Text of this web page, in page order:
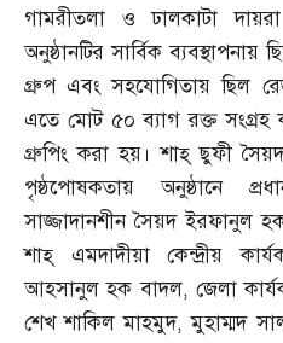
গামরীতলা ও ঢালকাটা
অনুষ্ঠানটির সার্বিক ব্যবস্থাপনায়
গ্রুপ এবং সহযোগিতায় ছিল রেড
এতে মোট ৫০ ব্যাগ রক্ত
গ্রুপিং করা হয়। শাহ্‌ ছুফী
পৃষ্ঠপোষকতায় অনুষ্ঠানে
সাজ্জাদানশীন সৈয়দ ইরফানুল
শাহ্‌ এমদাদীয়া কেন্দ্রীয়
আহসানুল হক বাদল, জেলা
শেখ শাকিল মাহমুদ,মুহাম্মদ